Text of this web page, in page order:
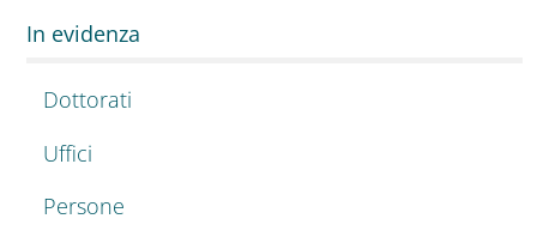
In evidenza
Dottorati
Uffici
Persone